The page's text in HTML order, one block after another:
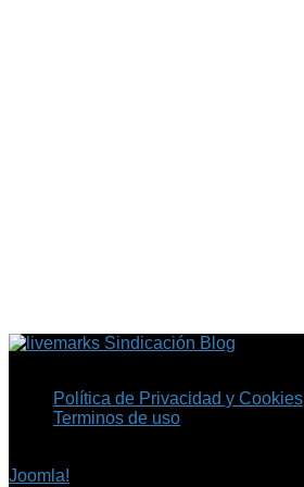
Sindicación Blog
Política de Privacidad y Cookies
Terminos de uso
Joomla!